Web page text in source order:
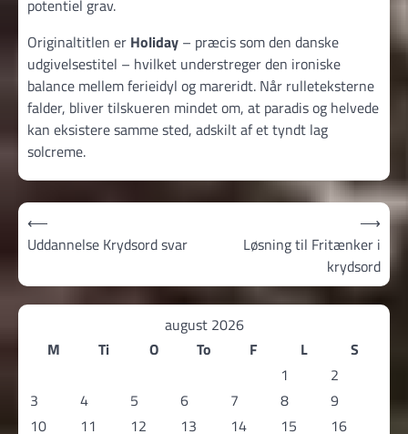
potentiel grav.
Originaltitlen er Holiday – præcis som den danske
udgivelsestitel – hvilket understreger den ironiske
balance mellem ferieidyl og mareridt. Når rulleteksterne
falder, bliver tilskueren mindet om, at paradis og helvede
kan eksistere samme sted, adskilt af et tyndt lag
solcreme.
Indlægsnavigation
⟵
Uddannelse Krydsord svar
Løsning til Fritænker i
krydsord
⟶
august 2026
M
Ti O To F L
S
1
2
3
4 5 6 7 8
9
10
11 12 13 14 15 16